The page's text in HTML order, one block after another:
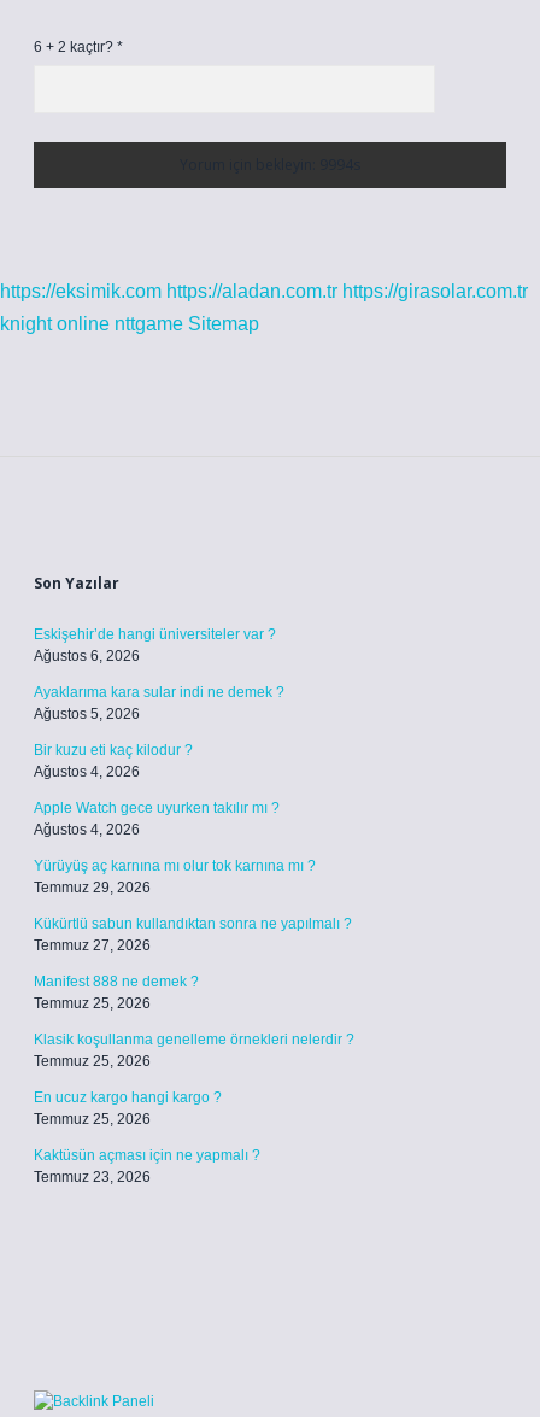
6 + 2 kaçtır? *
https://eksimik.com https://aladan.com.tr https://girasolar.com.tr
knight online nttgame Sitemap
Son Yazılar
Eskişehir’de hangi üniversiteler var ?
Ağustos 6, 2026
Ayaklarıma kara sular indi ne demek ?
Ağustos 5, 2026
Bir kuzu eti kaç kilodur ?
Ağustos 4, 2026
Apple Watch gece uyurken takılır mı ?
Ağustos 4, 2026
Yürüyüş aç karnına mı olur tok karnına mı ?
Temmuz 29, 2026
Kükürtlü sabun kullandıktan sonra ne yapılmalı ?
Temmuz 27, 2026
Manifest 888 ne demek ?
Temmuz 25, 2026
Klasik koşullanma genelleme örnekleri nelerdir ?
Temmuz 25, 2026
En ucuz kargo hangi kargo ?
Temmuz 25, 2026
Kaktüsün açması için ne yapmalı ?
Temmuz 23, 2026